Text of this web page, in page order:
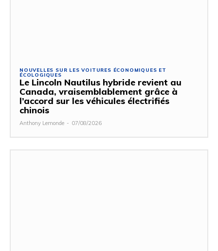
NOUVELLES SUR LES VOITURES ÉCONOMIQUES ET
ÉCOLOGIQUES
Le Lincoln Nautilus hybride revient au
Canada, vraisemblablement grâce à
l’accord sur les véhicules électrifiés
chinois
Anthony Lemonde - 07/08/2026